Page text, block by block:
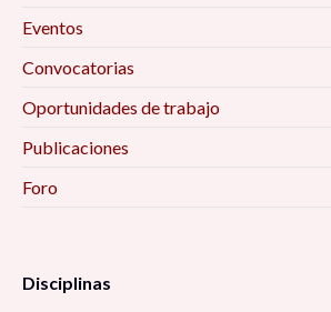
Eventos
Convocatorias
Oportunidades de trabajo
Publicaciones
Foro
Disciplinas